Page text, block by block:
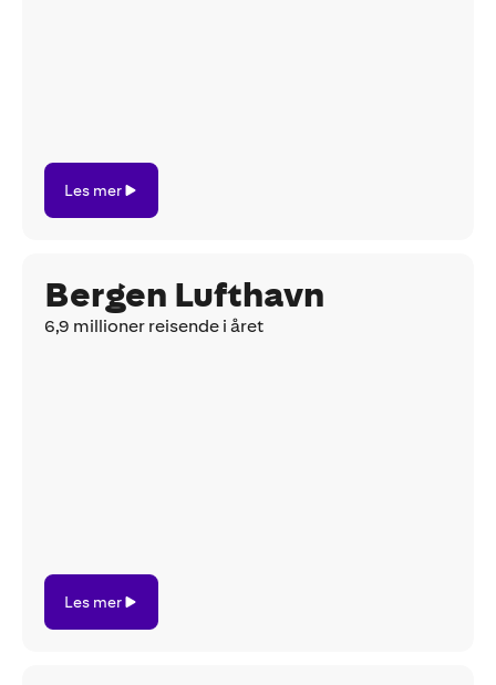
mer
Les mer
Bergen Lufthavn
6,9 millioner reisende i året
mer
Les mer